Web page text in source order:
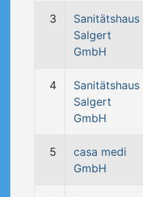
3
Sanitätshaus
Salgert
GmbH
4
Sanitätshaus
Salgert
GmbH
5
casa medi
GmbH